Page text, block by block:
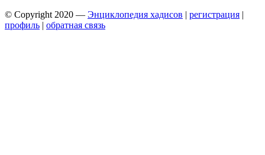
© Copyright 2020 — Энциклопедия хадисов | регистрация |
профиль | обратная связь